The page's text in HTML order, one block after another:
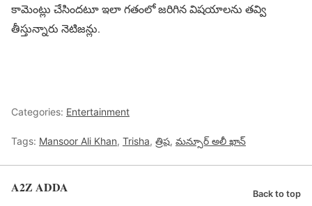
కామెంట్లు చేసిందటూ ఇలా గతంలో జరిగిన విషయాలను తవ్వి
తీస్తున్నారు నెటిజన్లు.
Categories: Entertainment
Tags: Mansoor Ali Khan, Trisha, త్రిష, మన్సూర్ అలీ ఖాన్
A2Z ADDA Back to top